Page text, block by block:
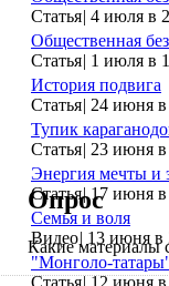
Статья| 4 июля в
Общественная
Статья| 1 июля в
История подвига
Статья| 24 июня в
Тупик
Статья| 23 июня в
Энергия мечты и
Статья| 17 июня в
Семья и воля
Видео| 13 июня в
"Монголо-
Опрос
Какие материалы